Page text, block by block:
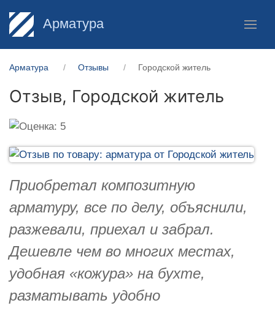
Арматура
Арматура Отзывы Городской житель
Отзыв, Городской житель
Приобретал композитную
арматуру, все по делу, объяснили,
разжевали, приехал и забрал.
Дешевле чем во многих местах,
удобная «кожура» на бухте,
разматывать удобно